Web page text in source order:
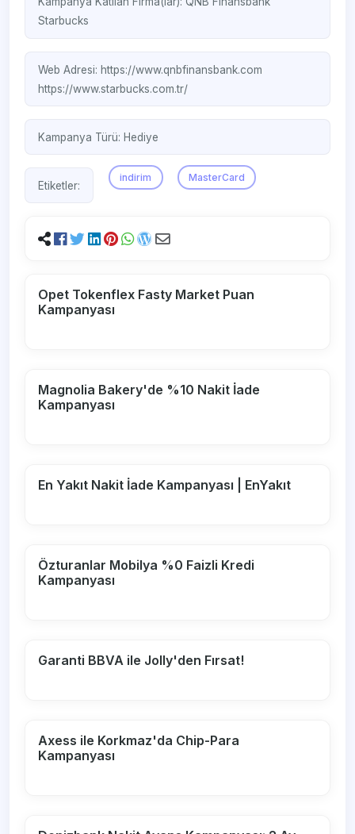
Starbucks
Web Adresi:https://www.qnbfinansbank.com
https://www.starbucks.com.tr/
Kampanya Türü: Hediye
Etiketler:
indirim MasterCard
Opet Tokenflex Fasty Market Puan
Kampanyası
Magnolia Bakery'de %10 Nakit İade
Kampanyası
En Yakıt Nakit İade Kampanyası | EnYakıt
Özturanlar Mobilya %0 Faizli Kredi
Kampanyası
Garanti BBVA ile Jolly'den Fırsat!
Axess ile Korkmaz'da Chip-Para
Kampanyası